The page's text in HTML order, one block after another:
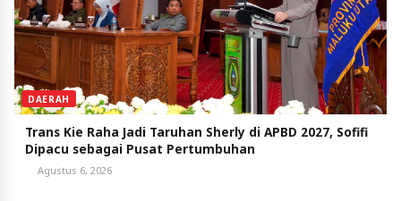
DAERAH
Trans Kie Raha Jadi Taruhan Sherly di APBD 2027, Sofifi
Dipacu sebagai Pusat Pertumbuhan
Agustus 6, 2026